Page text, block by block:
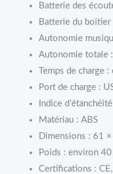
Batterie des
Batterie du
Autonomie
Autonomie totale :
Temps de charge
Port de charge :
Indice
Matériau : ABS
Dimensions : 61
Poids : environ 40
Certifications :